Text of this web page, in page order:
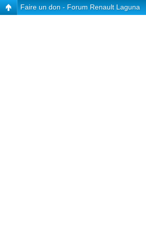
Faire un don - Forum Renault Laguna